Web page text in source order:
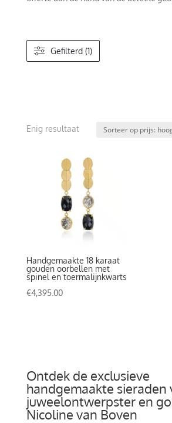
Gefilterd (1)
Enig resultaat
Handgemaakte 18 karaat
gouden oorbellen met
spinel en toermalijnkwarts
€4,395.00
Ontdek de exclusieve
handgemaakte sieraden
juweelontwerpster en
Nicoline van Boven